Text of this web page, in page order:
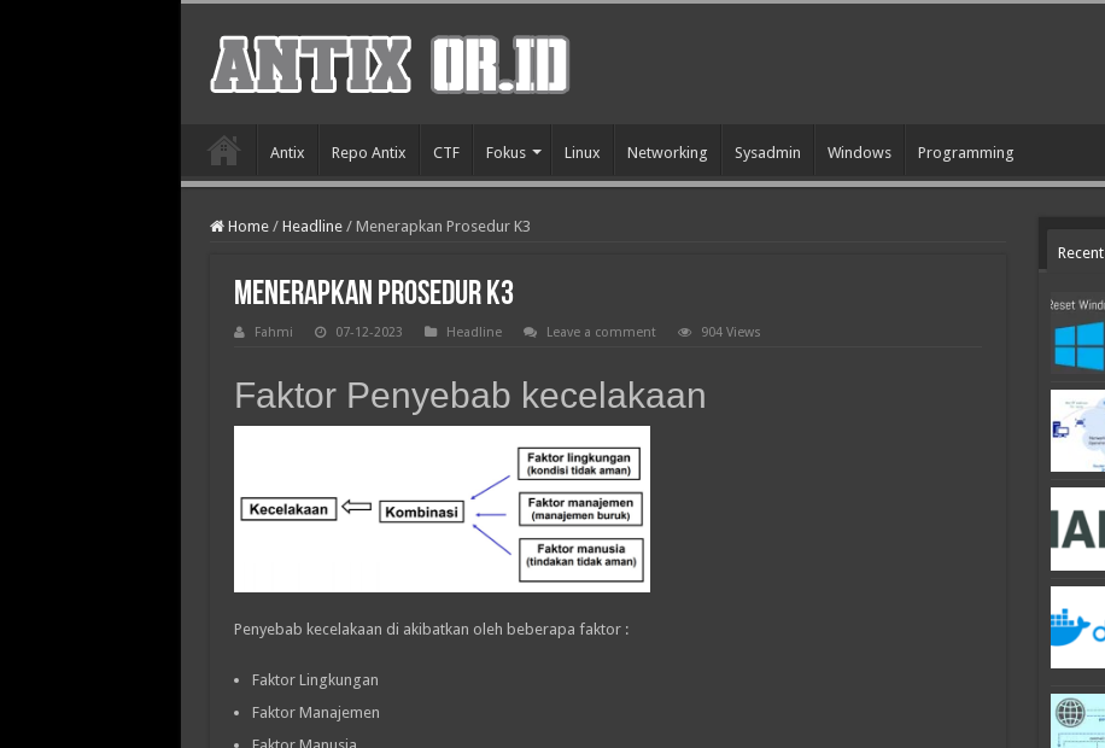
Antix Repo Antix CTF Fokus Linux Networking Sysadmin Windows Programming
Home / Headline / Menerapkan Prosedur K3
Menerapkan Prosedur K3
Fahmi 07-12-2023 Headline Leave a comment 904 Views
Faktor Penyebab kecelakaan
Penyebab kecelakaan di akibatkan oleh beberapa faktor :
Faktor Lingkungan
Faktor Manajemen
Recent